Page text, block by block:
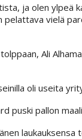
ja olen ylpeä
vielä
Ali
oli useita
puski pallon
laukauksensa